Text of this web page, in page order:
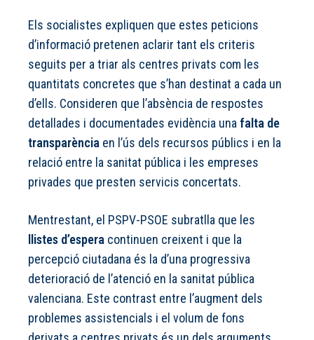
Els socialistes expliquen que estes peticions
d’informació pretenen aclarir tant els criteris
seguits per a triar als centres privats com les
quantitats concretes que s’han destinat a cada un
d’ells. Consideren que l’absència de respostes
detallades i documentades evidència una falta de
transparència en l’ús dels recursos públics i en la
relació entre la sanitat pública i les empreses
privades que presten servicis concertats.
Mentrestant, el PSPV-PSOE subratlla que les
llistes d’espera continuen creixent i que la
percepció ciutadana és la d’una progressiva
deterioració de l’atenció en la sanitat pública
valenciana. Este contrast entre l’augment dels
problemes assistencials i el volum de fons